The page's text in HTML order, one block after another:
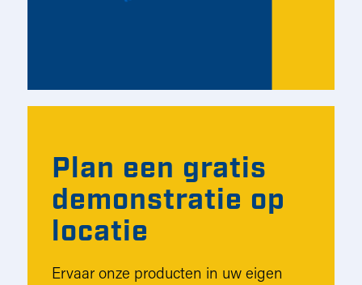
Plan een gratis
demonstratie op
locatie
Ervaar onze producten in uw eigen